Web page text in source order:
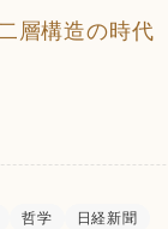
二層構造の時
哲学 日経新聞